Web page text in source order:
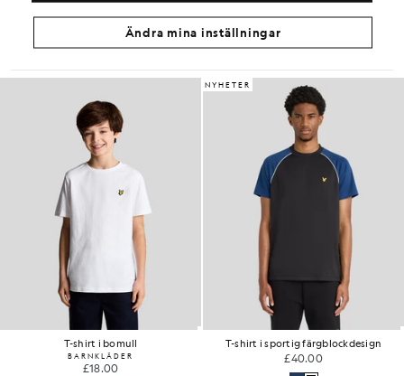
Skapa en komplett outfit med eleganta plagg som lyfter din
garderob.
T-shirt i bomull
BARNKLÄDER
£18.00
NYHETER
T-shirt i sportig färgblockdesign
£40.00
Ändra mina inställningar